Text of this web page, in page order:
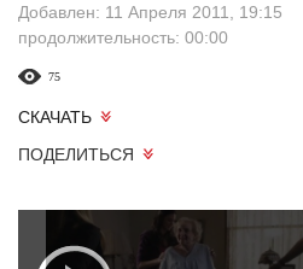
Добавлен: 11 Апреля 2011, 19:15
продолжительность: 00:00
75
СКАЧАТЬ
ПОДЕЛИТЬСЯ